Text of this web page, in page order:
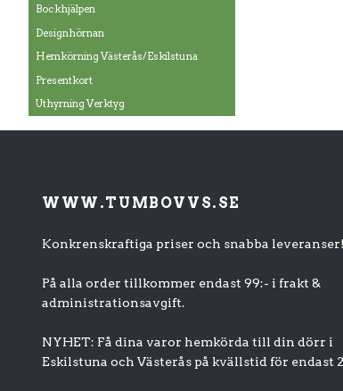
Bockhjälpen
Designhörnan
Hemkörning Västerås/Eskilstuna
Presentkort
Uthyrning Verktyg
WWW.TUMBOVVS.SE
Konkrenskraftiga priser och snabba leveranser!
På alla order tillkommer endast 99:- i frakt &
administrationsavgift.
NYHET: Få dina varor hemkörda till din dörr i
Eskilstuna och Västerås på kvällstid för endast